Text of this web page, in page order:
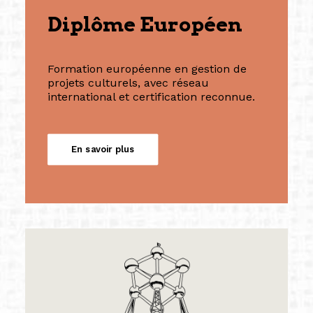
Diplôme Européen
Formation européenne en gestion de
projets culturels, avec réseau
international et certification reconnue.
En savoir plus